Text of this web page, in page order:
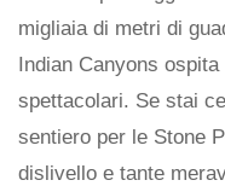
migliaia di metri di
Indian Canyons
spettacolari. Se stai
sentiero per le Stone
dislivello e tante